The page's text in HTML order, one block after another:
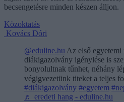
becsengetésre minden készen álljon.
Közoktatás
Kovács Dóri
@eduline.hu Az első
diákigazolvány igénylése is
bonyolultnak tűnhet, néhány
végigvezetünk titeket a teljes
#diákigazolvány #egyetem
♬ eredeti hang - eduline.hu